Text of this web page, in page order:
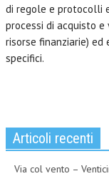
di regole e protocolli
processi di acquisto
risorse finanziarie) ed
specifici.
Articoli recenti
Via col vento –